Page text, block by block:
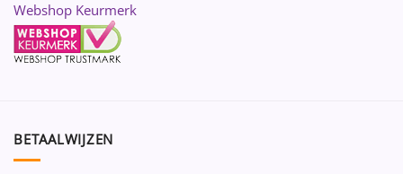
Webshop Keurmerk
BETAALWIJZEN